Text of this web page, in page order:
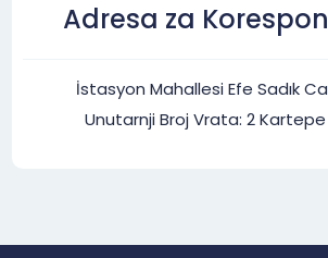
Adresa za
İstasyon Mahallesi Efe Sadık
Unutarnji Broj Vrata: 2